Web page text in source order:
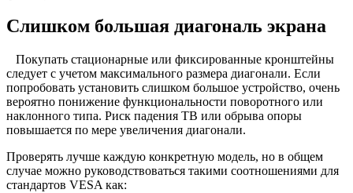
Слишком большая диагональ экрана
Покупать стационарные или фиксированные кронштейны
следует с учетом максимального размера диагонали. Если
попробовать установить слишком большое устройство, очень
вероятно понижение функциональности поворотного или
наклонного типа. Риск падения ТВ или обрыва опоры
повышается по мере увеличения диагонали.
Проверять лучше каждую конкретную модель, но в общем
случае можно руководствоваться такими соотношениями для
стандартов VESA как: